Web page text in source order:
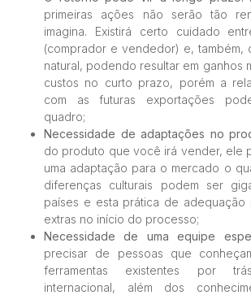
primeiras ações não serão tão
imagina. Existirá certo cuidado
(comprador e vendedor) e, também,
natural, podendo resultar em ganhos
custos no curto prazo, porém a
com as futuras exportações
quadro;
Necessidade de adaptações no
do produto que você irá vender, ele
uma adaptação para o mercado o
diferenças culturais podem ser
países e esta prática de adequação
extras no início do processo;
Necessidade de umaequipe
precisar de pessoas que
ferramentas existentes por
internacional, além dos